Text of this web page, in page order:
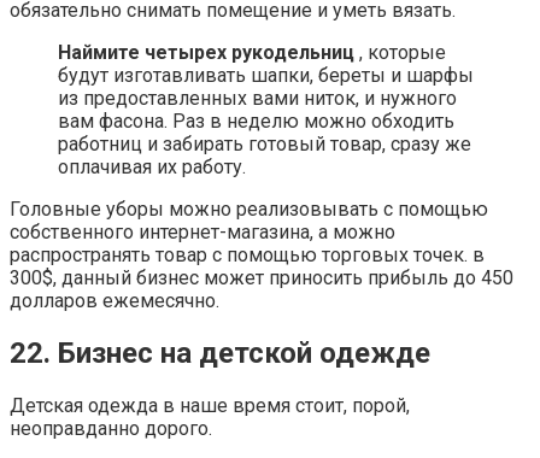
обязательно снимать помещение и уметь вязать.
Наймите четырех рукодельниц , которые
будут изготавливать шапки, береты и шарфы
из предоставленных вами ниток, и нужного
вам фасона. Раз в неделю можно обходить
работниц и забирать готовый товар, сразу же
оплачивая их работу.
Головные уборы можно реализовывать с помощью
собственного интернет-магазина, а можно
распространять товар с помощью торговых точек. в
300$, данный бизнес может приносить прибыль до 450
долларов ежемесячно.
22. Бизнес на детской одежде
Детская одежда в наше время стоит, порой,
неоправданно дорого.